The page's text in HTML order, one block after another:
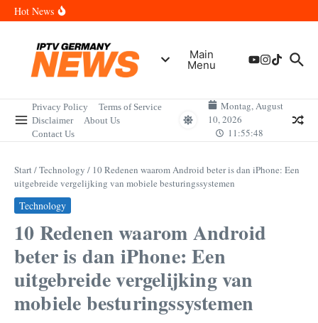
Zum Inhalt springen
Hot News
Sportereignisse und Termine
Wann kommt die Samsung Galaxy Watch 9 heraus? Der
Vollständige Leitfaden für Smartwatch-Fans
Welche Mini LED Fernseher sind die Besten? Der Vollständige
Leitfaden für Premium-Bildqualität
Leitfaden zum Vermögen und der Karriere
Main
Menu
Privacy Policy
Terms of Service
Disclaimer
About Us
Contact Us
Montag, August
10, 2026
11:55:48
Start/Technology / 10 Redenen waarom Android beter is dan iPhone: Een
uitgebreide vergelijking van mobiele besturingssystemen
Technology
10 Redenen waarom Android
beter is dan iPhone: Een
uitgebreide vergelijking van
mobiele besturingssystemen